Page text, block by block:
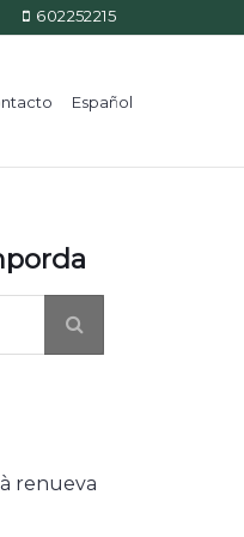
602252215
Español
renueva